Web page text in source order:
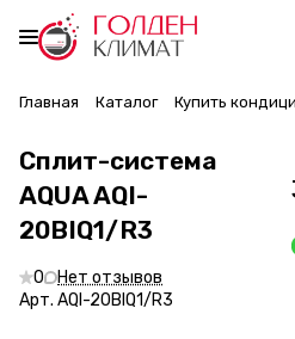
Главная Каталог Купить
Сплит-система
AQUA AQI-
20BIQ1/R3
0
Нет отзывов
Арт. AQI-20BIQ1/R3